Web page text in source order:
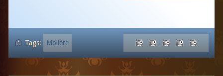
Tags: Molière